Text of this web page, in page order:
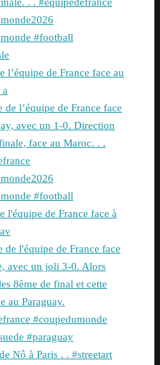
l’équipe de France face au
a
l'équipe de France face à
Nô à Paris . . #streetart